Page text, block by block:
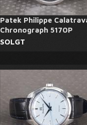
Patek Philippe
Chronograph 5170P
SOLGT